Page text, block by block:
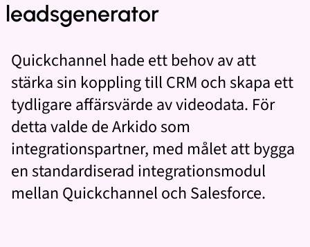
leadsgenerator
Quickchannel hade ett behov av att
stärka sin koppling till CRM och skapa ett
tydligare affärsvärde av videodata. För
detta valde de Arkido som
integrationspartner, med målet att bygga
en standardiserad integrationsmodul
mellan Quickchannel och Salesforce.